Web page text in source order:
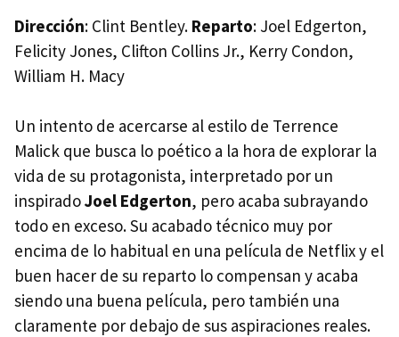
Dirección: Clint Bentley. Reparto: Joel Edgerton,
Felicity Jones, Clifton Collins Jr., Kerry Condon,
William H. Macy
Un intento de acercarse al estilo de Terrence
Malick que busca lo poético a la hora de explorar la
vida de su protagonista, interpretado por un
inspiradoJoel Edgerton, pero acaba subrayando
todo en exceso. Su acabado técnico muy por
encima de lo habitual en una película de Netflix y el
buen hacer de su reparto lo compensan y acaba
siendo una buena película, pero también una
claramente por debajo de sus aspiraciones reales.